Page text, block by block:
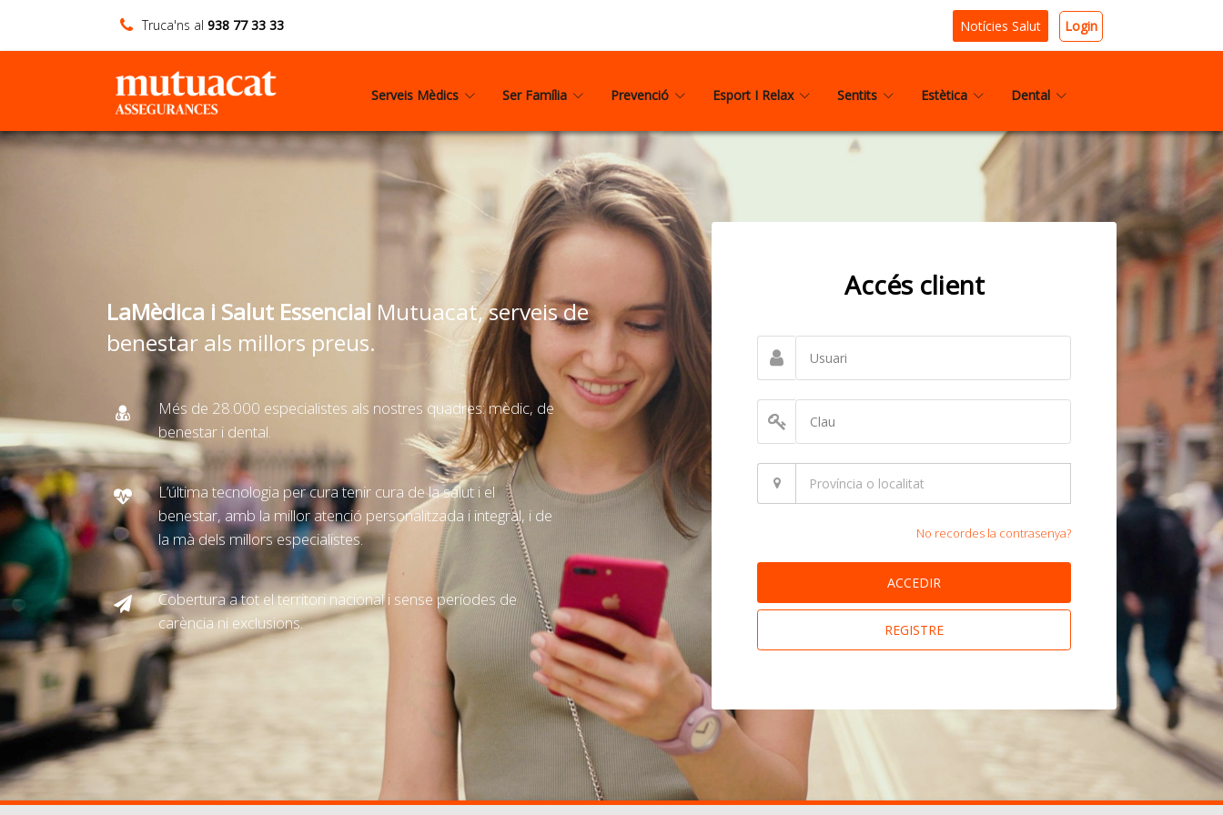
Truca'ns al 938 77 33 33 Notícies Salut Login
Serveis Mèdics Ser Família Prevenció Esport I Relax Sentits Estètica Dental
LaMèdica i Salut Essencial Mutuacat, serveis de
benestar als millors preus.
Més de 28.000 especialistes als nostres quadres: mèdic, de
benestar i dental.
L’última tecnologia per cura tenir cura de la salut i el
benestar, amb la millor atenció personalitzada i integral, i de
la mà dels millors especialistes.
Cobertura a tot el territori nacional i sense períodes de
carència ni exclusions.
Accés client
No recordes la contrasenya?
ACCEDIR
REGISTRE